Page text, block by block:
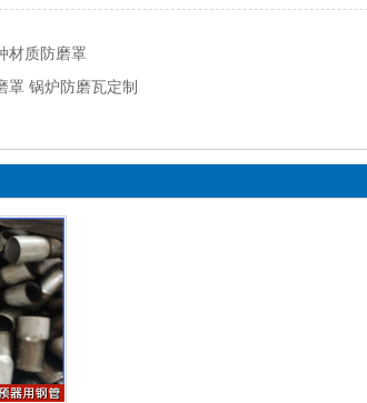
材质防磨罩
罩 锅炉防磨瓦定制